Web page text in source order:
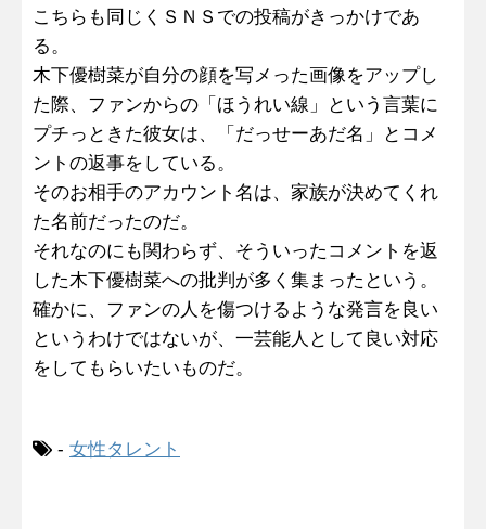
こちらも同じくＳＮＳでの投稿がきっかけであ
る。
木下優樹菜が自分の顔を写メった画像をアップし
た際、ファンからの「ほうれい線」という言葉に
プチっときた彼女は、「だっせーあだ名」とコメ
ントの返事をしている。
そのお相手のアカウント名は、家族が決めてくれ
た名前だったのだ。
それなのにも関わらず、そういったコメントを返
した木下優樹菜への批判が多く集まったという。
確かに、ファンの人を傷つけるような発言を良い
というわけではないが、一芸能人として良い対応
をしてもらいたいものだ。
- 女性タレント